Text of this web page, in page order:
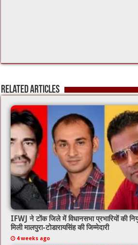
Related Articles
IFWJ ने टोंक जिले में विधानसभा प्रभारियों की
मिली मालपुरा-टोडारायसिंह की जिम्मेदारी
4 weeks ago